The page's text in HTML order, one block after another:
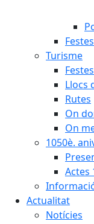
Turisme
Llocs
Rutes
On
On
1050è.
Actes
Actualitat
Notícies